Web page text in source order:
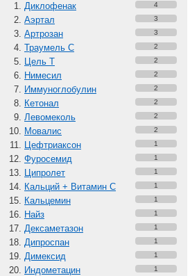
Диклофенак 4
Аэртал 3
Артрозан 3
Траумель С 2
Цель Т 2
Нимесил 2
Иммуноглобулин 2
Кетонал 2
Левомеколь 2
Мовалис 2
Цефтриаксон 1
Фуросемид 1
Ципролет 1
Кальций + Витамин C 1
Кальцемин 1
Найз 1
Дексаметазон 1
Дипроспан 1
Димексид 1
Индометацин 1